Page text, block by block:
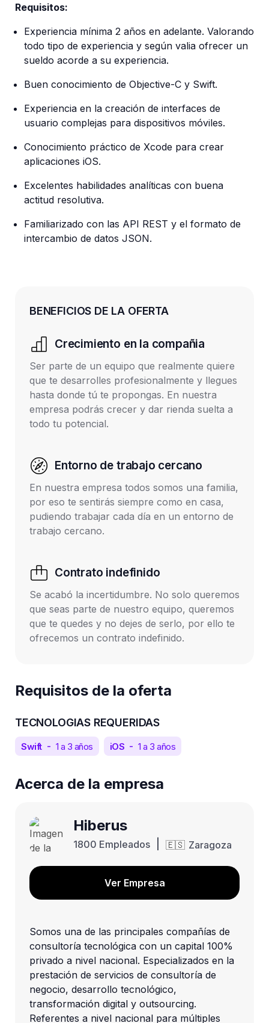
Requisitos:
Experiencia mínima 2 años en adelante. Valorando
todo tipo de experiencia y según valia ofrecer un
sueldo acorde a su experiencia.
Buen conocimiento de Objective-C y Swift.
Experiencia en la creación de interfaces de
usuario complejas para dispositivos móviles.
Conocimiento práctico de Xcode para crear
aplicaciones iOS.
Excelentes habilidades analíticas con buena
actitud resolutiva.
Familiarizado con las API REST y el formato de
intercambio de datos JSON.
BENEFICIOS DE LA OFERTA
Crecimiento en la compañia
Ser parte de un equipo que realmente quiere
que te desarrolles profesionalmente y llegues
hasta donde tú te propongas. En nuestra
empresa podrás crecer y dar rienda suelta a
todo tu potencial.
Entorno de trabajo cercano
En nuestra empresa todos somos una familia,
por eso te sentirás siempre como en casa,
pudiendo trabajar cada día en un entorno de
Contrato indefinido
Se acabó la incertidumbre. No solo queremos
que seas parte de nuestro equipo, queremos
que te quedes y no dejes de serlo, por ello te
ofrecemos un contrato indefinido.
Requisitos de la oferta
TECNOLOGIAS REQUERIDAS
Swift - 1 a 3 años iOS - 1 a 3 años
Acerca de la empresa
Hiberus
1800 Empleados 🇪🇸 Zaragoza
Ver Empresa
Somos una de las principales compañías de
consultoría tecnológica con un capital 100%
privado a nivel nacional. Especializados en la
prestación de servicios de consultoría de
negocio, desarrollo tecnológico,
transformación digital y outsourcing.
Referentes a nivel nacional para múltiples